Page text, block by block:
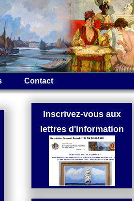
Contact
Inscrivez-vous aux
lettres d'information